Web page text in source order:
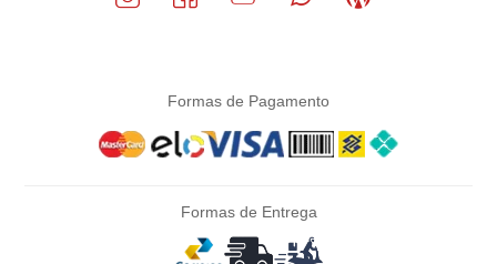
Formas de Pagamento
Formas de Entrega